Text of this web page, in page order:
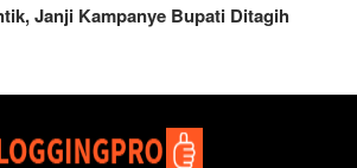
Janji Kampanye Bupati Ditagih